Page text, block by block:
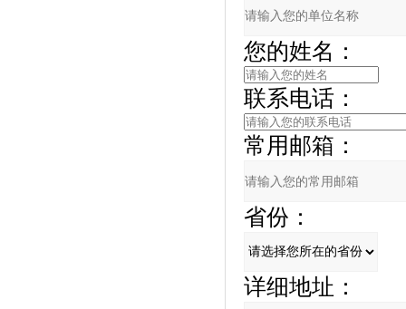
您的姓名：
联系电话：
常用邮箱：
省份：
详细地址：